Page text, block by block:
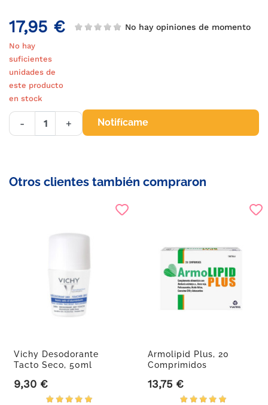
17,95 € No hay opiniones de momento
No hay
suficientes
unidades de
este producto
en stock
- + Notifícame
Otros clientes también compraron
Vichy Desodorante
Tacto Seco, 50ml
Precio
9,30 €
Armolipid Plus, 20
Comprimidos
Precio
13,75 €